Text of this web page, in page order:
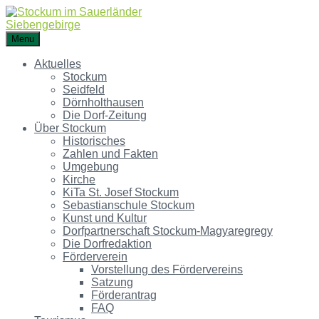
Menu
Aktuelles
Stockum
Seidfeld
Dörnholthausen
Die Dorf-Zeitung
Über Stockum
Historisches
Zahlen und Fakten
Umgebung
Kirche
KiTa St. Josef Stockum
Sebastianschule Stockum
Kunst und Kultur
Dorfpartnerschaft Stockum-Magyaregregy
Die Dorfredaktion
Förderverein
Vorstellung des Fördervereins
Satzung
Förderantrag
FAQ